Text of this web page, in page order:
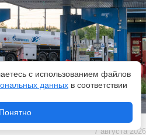
7 августа 2026
с использованием файлов
данных в соответствии
Понятно